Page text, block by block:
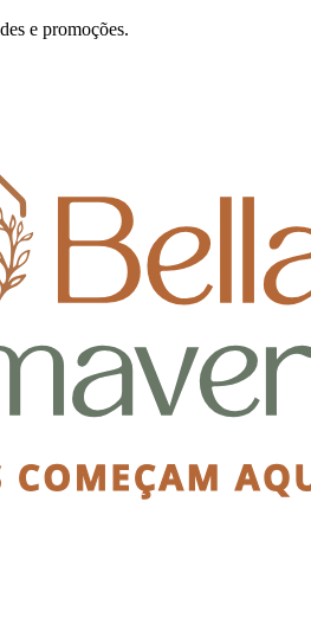
e promoções.